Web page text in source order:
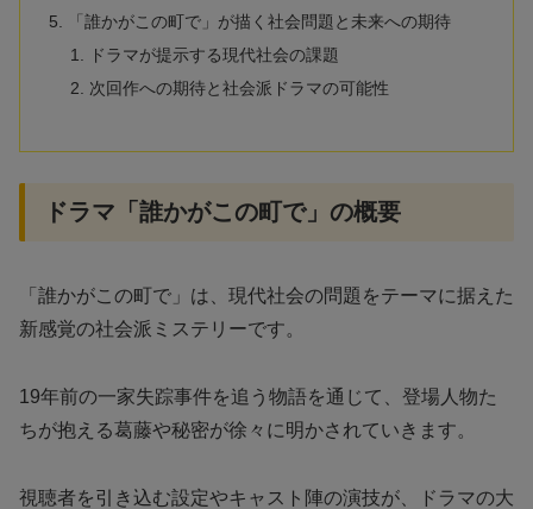
「誰かがこの町で」が描く社会問題と未来への期待
ドラマが提示する現代社会の課題
次回作への期待と社会派ドラマの可能性
ドラマ「誰かがこの町で」の概要
「誰かがこの町で」は、現代社会の問題をテーマに据えた
新感覚の社会派ミステリーです。
19年前の一家失踪事件を追う物語を通じて、登場人物た
ちが抱える葛藤や秘密が徐々に明かされていきます。
視聴者を引き込む設定やキャスト陣の演技が、ドラマの大